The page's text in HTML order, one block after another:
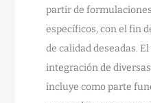
partir de
específicos, con el fin
de calidad deseadas.
integración de
incluye como parte